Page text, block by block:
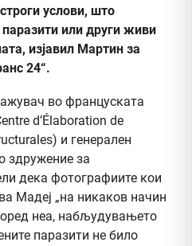
услови, што
или други живи
изјавил Мартин за
24“.
во француската
d’Élaboration de
и генерален
здружение за
дека фотографиите кои
Мадеј „на никаков начин
неа, набљудувањето
паразити не било